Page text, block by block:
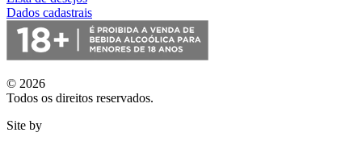
Dados cadastrais
© 2026
Todos os direitos reservados.
Site by